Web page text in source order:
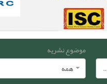
و ارتباطات ایران
موضوع نشریه
همه